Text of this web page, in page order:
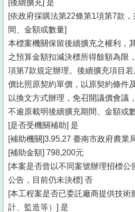
[後續擴充] 是
[依政府採購法第22條第1項第7款
間、金額或數量]
本標案機關保留後續擴充之權利，
之預算金額扣減決標所得餘額為限
項第7款規定辦理。後續擴充項目
價比照原契約單價，以原契約條件
以換文方式辦理，免召開議價會議
不逾原載明後續擴充期間、金額或
[是否受機關補助] 是
[補助機關]3.95.27 臺南市政府農業
[補助金額] 798,200元
[本案是否曾以不同案號辦理招標公
公告，目前仍未決標] 否
[本工程案是否已委託廠商提供技術
計、監造等）] 是